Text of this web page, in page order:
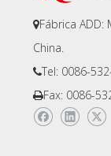
Fábrica ADD:
China.
Tel: 0086-
Fax: 0086-